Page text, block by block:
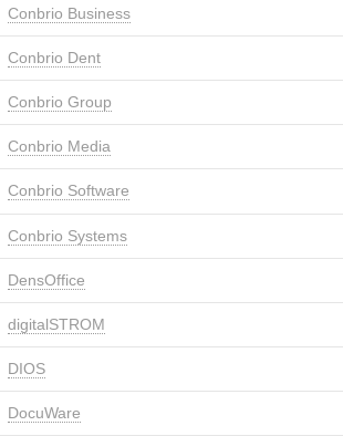
Conbrio Business
Conbrio Dent
Conbrio Group
Conbrio Media
Conbrio Software
Conbrio Systems
DensOffice
digitalSTROM
DIOS
DocuWare